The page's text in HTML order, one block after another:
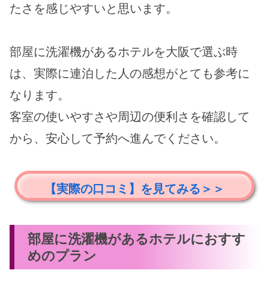
たさを感じやすいと思います。
部屋に洗濯機があるホテルを大阪で選ぶ時
は、実際に連泊した人の感想がとても参考に
なります。
客室の使いやすさや周辺の便利さを確認して
から、安心して予約へ進んでください。
【実際の口コミ】を見てみる＞＞
部屋に洗濯機があるホテルにおすす
めのプラン